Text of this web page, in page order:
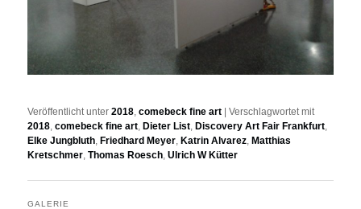
Veröffentlicht unter 2018,comebeck fine art |Verschlagwortet mit
2018,comebeck fine art, Dieter List, Discovery Art Fair Frankfurt,
Elke Jungbluth, Friedhard Meyer, Katrin Alvarez, Matthias
Kretschmer,Thomas Roesch,Ulrich W Kütter
GALERIE